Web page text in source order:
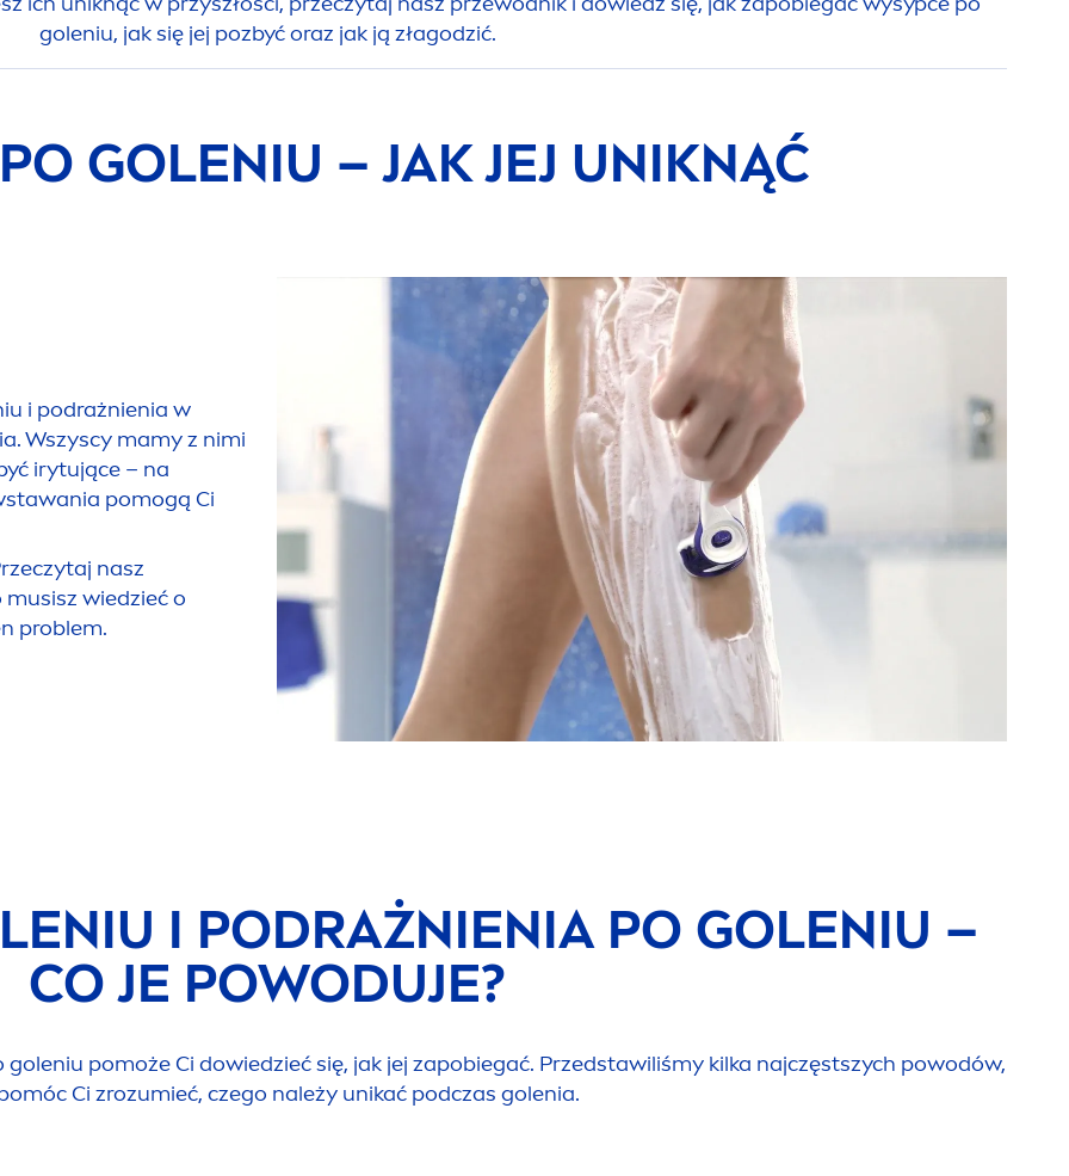
goleniu, jak się jej pozbyć oraz jak ją złagodzić.
GOLENIU – JAK JEJ UNIKNĄĆ
i podrażnienia w
Wszyscy mamy z nimi
irytujące – na
pomogą Ci
nasz
wiedzieć o
problem.
I PODRAŻNIENIA PO GOLENIU –
CO JE POWODUJE?
pomoże Ci dowiedzieć się, jak jej zapobiegać. Przedstawiliśmy kilka najczęstszych powodów,
Ci zrozumieć, czego należy unikać podczas golenia.